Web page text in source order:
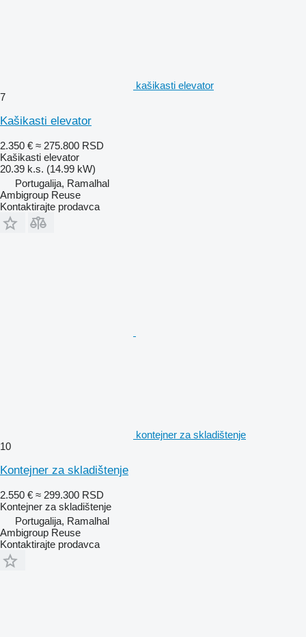
kašikasti elevator
7
Kašikasti elevator
2.350 € ≈ 275.800 RSD
Kašikasti elevator
20.39 k.s. (14.99 kW)
Portugalija, Ramalhal
Ambigroup Reuse
Kontaktirajte prodavca
kontejner za skladištenje
10
Kontejner za skladištenje
2.550 € ≈ 299.300 RSD
Kontejner za skladištenje
Portugalija, Ramalhal
Ambigroup Reuse
Kontaktirajte prodavca